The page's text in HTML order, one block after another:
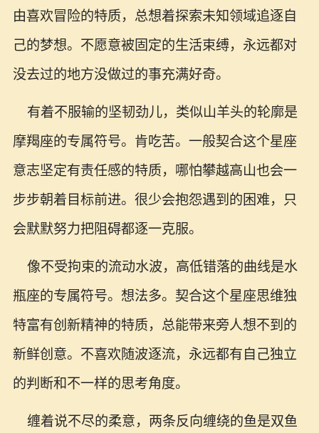
由喜欢冒险的特质，总想着探索未知领域追逐自
己的梦想。不愿意被固定的生活束缚，永远都对
没去过的地方没做过的事充满好奇。
有着不服输的坚韧劲儿，类似山羊头的轮廓是
摩羯座的专属符号。肯吃苦。一般契合这个星座
意志坚定有责任感的特质，哪怕攀越高山也会一
步步朝着目标前进。很少会抱怨遇到的困难，只
会默默努力把阻碍都逐一克服。
像不受拘束的流动水波，高低错落的曲线是水
瓶座的专属符号。想法多。契合这个星座思维独
特富有创新精神的特质，总能带来旁人想不到的
新鲜创意。不喜欢随波逐流，永远都有自己独立
的判断和不一样的思考角度。
缠着说不尽的柔意，两条反向缠绕的鱼是双鱼